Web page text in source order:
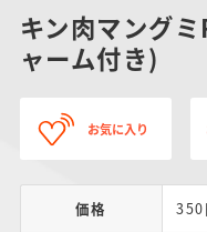
キン肉マング
ャーム付き)
お気に入り
価格 350